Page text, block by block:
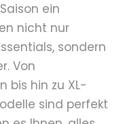
ein
nicht nur
sondern
Von
bis hin zu XL-
sind perfekt